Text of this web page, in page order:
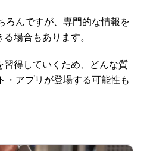
ろんですが、専門的な情報を
場合もあります。
習得していくため、どんな質
・アプリが登場する可能性も